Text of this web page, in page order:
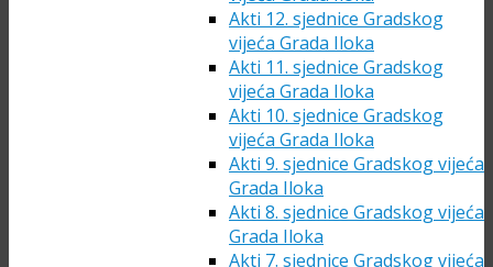
Akti 12. sjednice Gradskog
vijeća Grada Iloka
Akti 11. sjednice Gradskog
vijeća Grada Iloka
Akti 10. sjednice Gradskog
vijeća Grada Iloka
Akti 9. sjednice Gradskog vijeća
Grada Iloka
Akti 8. sjednice Gradskog vijeća
Grada Iloka
Akti 7. sjednice Gradskog vijeća